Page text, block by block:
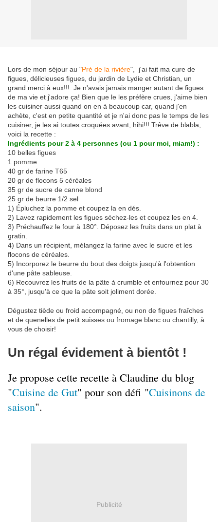
Lors de mon séjour au "Pré de la rivière", j'ai fait ma cure de
figues, délicieuses figues, du jardin de Lydie et Christian, un
grand merci à eux!!! Je n'avais jamais manger autant de figues
de ma vie et j'adore ça! Bien que le les préfère crues, j'aime bien
les cuisiner aussi quand on en à beaucoup car, quand j'en
achète, c'est en petite quantité et je n'ai donc pas le temps de les
cuisiner, je les ai toutes croquées avant, hihi!!! Trêve de blabla,
voici la recette :
Ingrédients pour 2 à 4 personnes (ou 1 pour moi, miam!) :
10 belles figues
1 pomme
40 gr de farine T65
20 gr de flocons 5 céréales
35 gr de sucre de canne blond
25 gr de beurre 1/2 sel
1) Épluchez la pomme et coupez la en dés.
2) Lavez rapidement les figues séchez-les et coupez les en 4.
3) Préchauffez le four à 180°. Déposez les fruits dans un plat à
gratin.
4) Dans un récipient, mélangez la farine avec le sucre et les
flocons de céréales.
5) Incorporez le beurre du bout des doigts jusqu'à l'obtention
d'une pâte sableuse.
6) Recouvrez les fruits de la pâte à crumble et enfournez pour 30
à 35°, jusqu'à ce que la pâte soit joliment dorée.
Dégustez tiède ou froid accompagné, ou non de figues fraîches
et de quenelles de petit suisses ou fromage blanc ou chantilly, à
vous de choisir!
Un régal évidement à bientôt !
Je propose cette recette à Claudine du blog
"Cuisine de Gut" pour son défi "Cuisinons de
saison".
Publicité